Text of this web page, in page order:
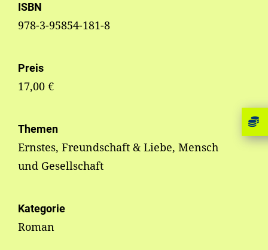
ISBN
978-3-95854-181-8
Preis
17,00 €
Themen
Ernstes, Freundschaft & Liebe, Mensch
und Gesellschaft
Kategorie
Roman